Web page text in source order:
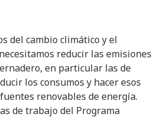
del cambio climático y el
reducir las emisiones
en particular las de
los consumos y hacer esos
renovables de energía.
de trabajo del Programa